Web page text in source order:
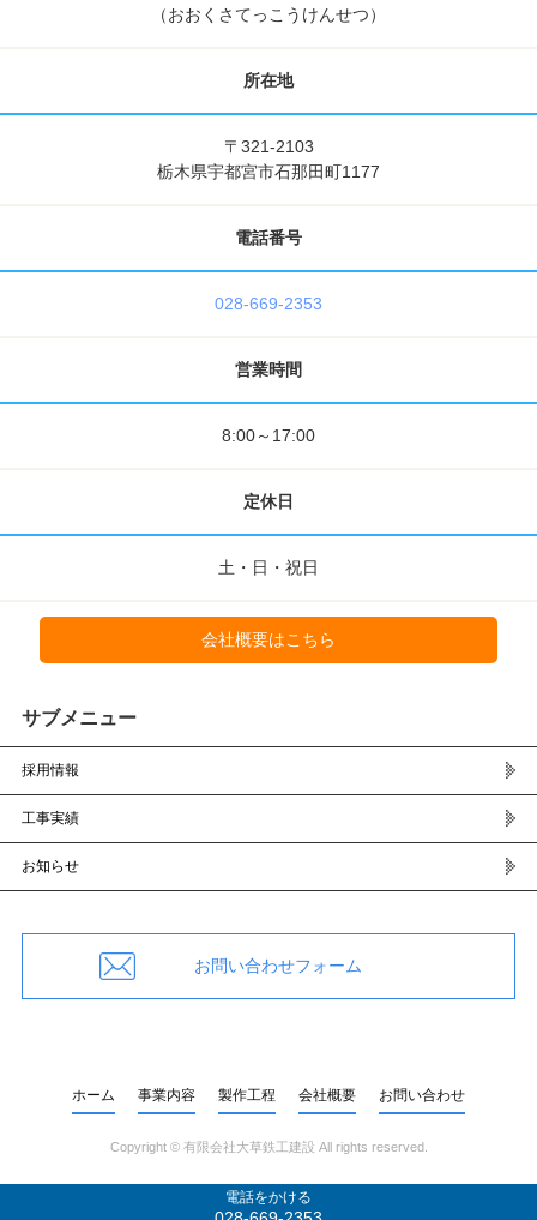
（おおくさてっこうけんせつ）
所在地
〒321-2103
栃木県宇都宮市石那田町1177
電話番号
028-669-2353
営業時間
8:00～17:00
定休日
土・日・祝日
会社概要はこちら
サブメニュー
採用情報
工事実績
お知らせ
お問い合わせフォーム
電話をかける
ホーム 事業内容 製作工程 会社概要 お問い合わせ
Copyright © 有限会社大草鉄工建設 All rights reserved.